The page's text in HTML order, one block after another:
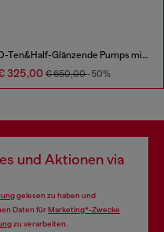
D-Ten&Half-Glänzende Pumps mit geschwungenem Absatz
325,00 € 650,00-50%
und Aktionen via
gelesen zu haben und
Daten fürMarketing*-Zwecke
zu verarbeiten.